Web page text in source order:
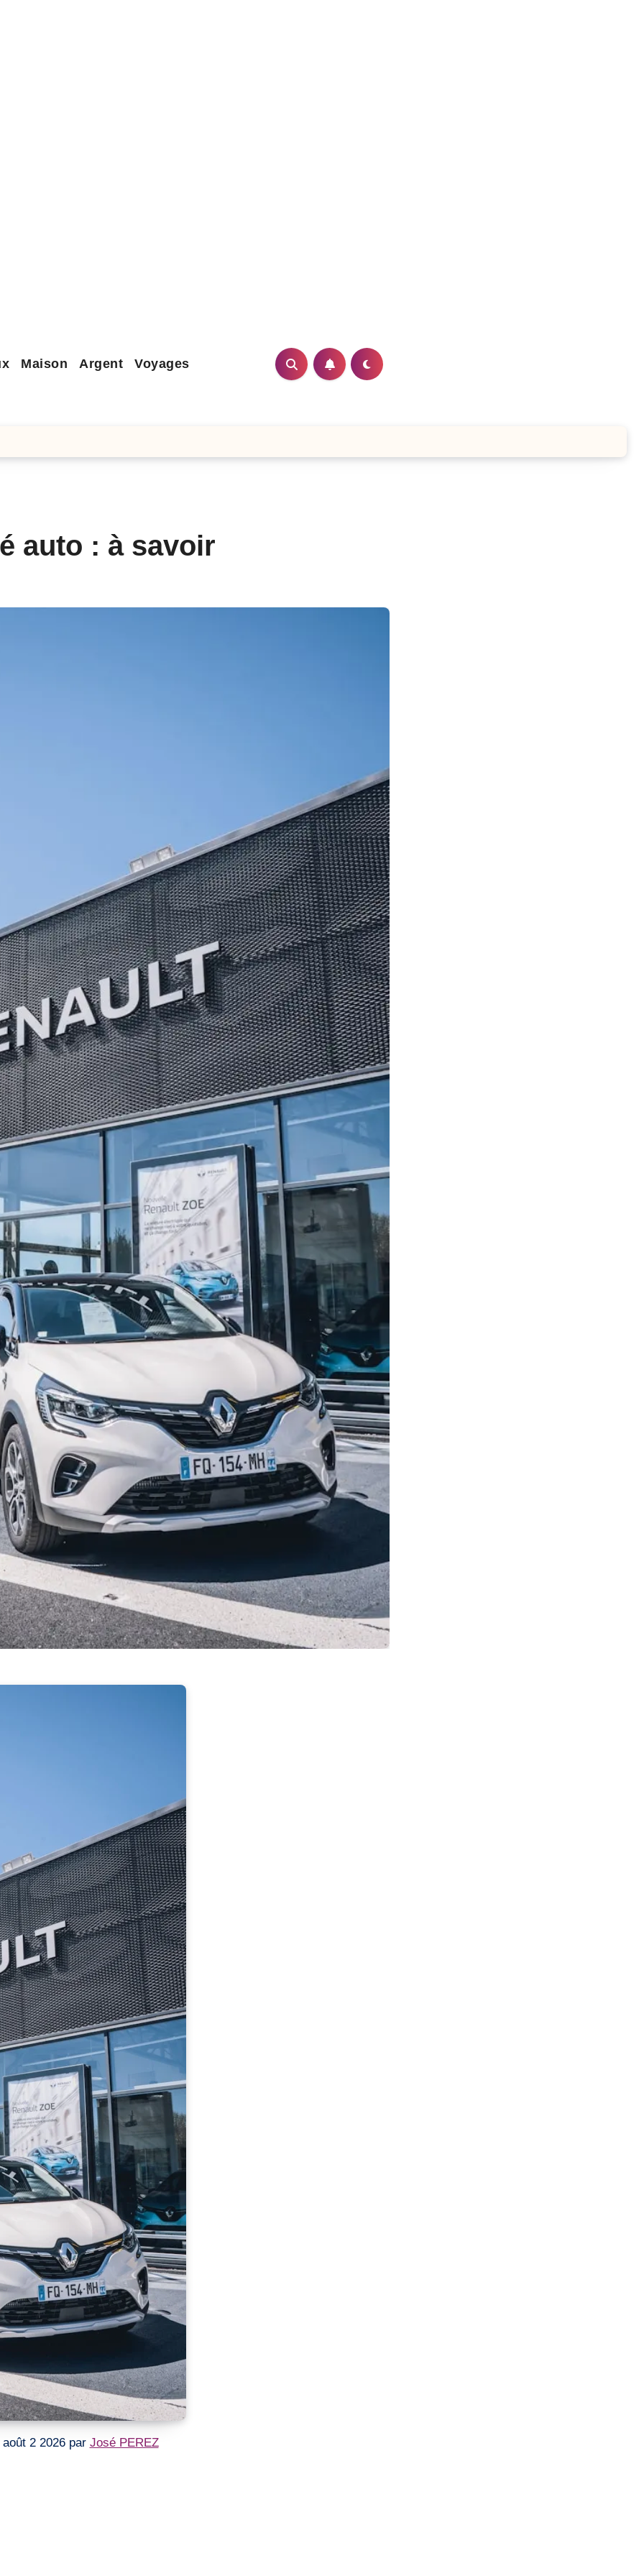
Maison Argent Voyages
auto : à savoir
août 2 2026 par José PEREZ